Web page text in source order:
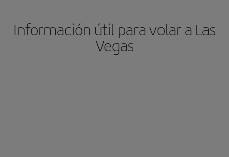
Información útil para volar a Las
Vegas